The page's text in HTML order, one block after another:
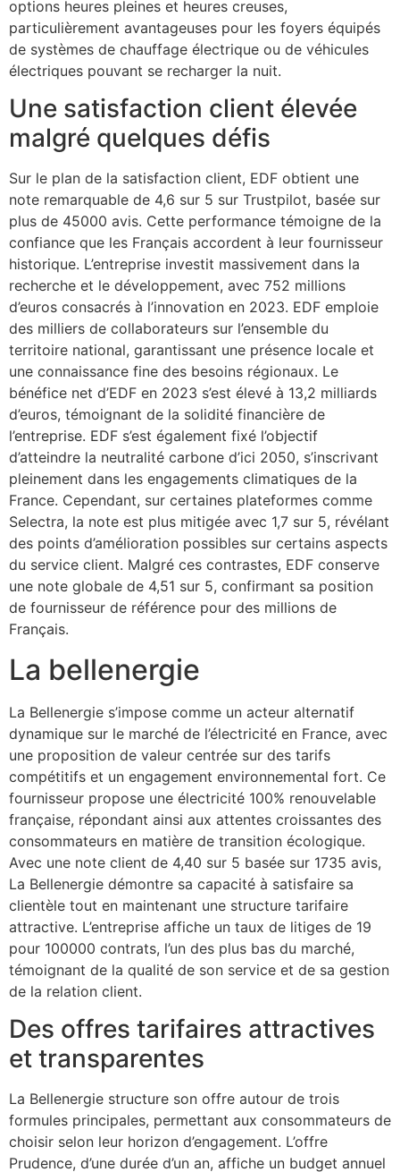
options heures pleines et heures creuses,
particulièrement avantageuses pour les foyers équipés
de systèmes de chauffage électrique ou de véhicules
électriques pouvant se recharger la nuit.
Une satisfaction client élevée
malgré quelques défis
Sur le plan de la satisfaction client, EDF obtient une
note remarquable de 4,6 sur 5 sur Trustpilot, basée sur
plus de 45000 avis. Cette performance témoigne de la
confiance que les Français accordent à leur fournisseur
historique. L’entreprise investit massivement dans la
recherche et le développement, avec 752 millions
d’euros consacrés à l’innovation en 2023. EDF emploie
des milliers de collaborateurs sur l’ensemble du
territoire national, garantissant une présence locale et
une connaissance fine des besoins régionaux. Le
bénéfice net d’EDF en 2023 s’est élevé à 13,2 milliards
d’euros, témoignant de la solidité financière de
l’entreprise. EDF s’est également fixé l’objectif
d’atteindre la neutralité carbone d’ici 2050, s’inscrivant
pleinement dans les engagements climatiques de la
France. Cependant, sur certaines plateformes comme
Selectra, la note est plus mitigée avec 1,7 sur 5, révélant
des points d’amélioration possibles sur certains aspects
du service client. Malgré ces contrastes, EDF conserve
une note globale de 4,51 sur 5, confirmant sa position
de fournisseur de référence pour des millions de
Français.
La bellenergie
La Bellenergie s’impose comme un acteur alternatif
dynamique sur le marché de l’électricité en France, avec
une proposition de valeur centrée sur des tarifs
compétitifs et un engagement environnemental fort. Ce
fournisseur propose une électricité 100% renouvelable
française, répondant ainsi aux attentes croissantes des
consommateurs en matière de transition écologique.
Avec une note client de 4,40 sur 5 basée sur 1735 avis,
La Bellenergie démontre sa capacité à satisfaire sa
clientèle tout en maintenant une structure tarifaire
attractive. L’entreprise affiche un taux de litiges de 19
pour 100000 contrats, l’un des plus bas du marché,
témoignant de la qualité de son service et de sa gestion
de la relation client.
Des offres tarifaires attractives
et transparentes
La Bellenergie structure son offre autour de trois
formules principales, permettant aux consommateurs de
choisir selon leur horizon d’engagement. L’offre
Prudence, d’une durée d’un an, affiche un budget annuel